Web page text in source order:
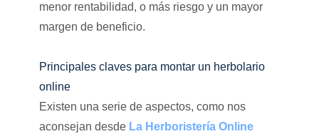
menor rentabilidad, o más riesgo y un mayor
margen de beneficio.
Principales claves para montar un herbolario
online
Existen una serie de aspectos, como nos
aconsejan desdeLa Herboristería Online